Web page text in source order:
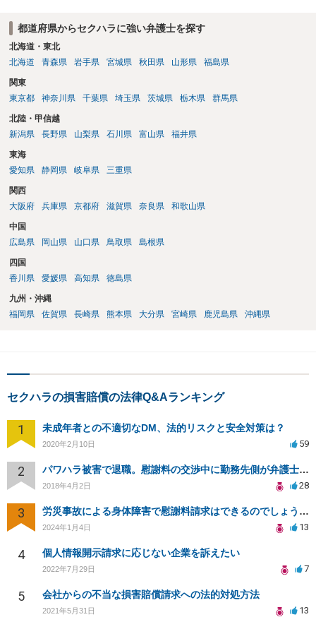
都道府県からセクハラに強い弁護士を探す
北海道・東北
北海道
青森県 岩手県 宮城県 秋田県 山形県 福島県
関東
東京都
神奈川県 千葉県 埼玉県 茨城県 栃木県 群馬県
北陸・甲信越
新潟県
長野県 山梨県 石川県 富山県 福井県
東海
愛知県
静岡県 岐阜県 三重県
関西
大阪府
兵庫県 京都府 滋賀県 奈良県 和歌山県
中国
広島県
岡山県 山口県 鳥取県 島根県
四国
香川県
愛媛県 高知県 徳島県
九州・沖縄
福岡県
佐賀県 長崎県 熊本県 大分県 宮崎県 鹿児島県 沖縄県
セクハラの損害賠償の法律Q&Aランキング
1 未成年者との不適切なDM、法的リスクと安全対策は？
2020年2月10日 59
2 パワハラ被害で退職。慰謝料の交渉中に勤務先側が弁護士を立ててきました
2018年4月2日 28
3 労災事故による身体障害で慰謝料請求はできるのでしょうか？
2024年1月4日 13
4 個人情報開示請求に応じない企業を訴えたい
2022年7月29日 7
5 会社からの不当な損害賠償請求への法的対処方法
2021年5月31日 13